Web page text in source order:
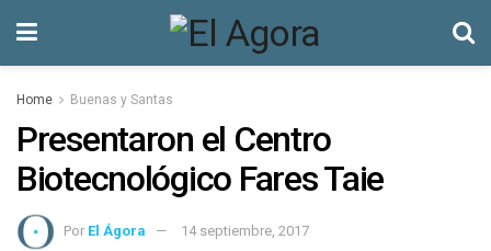
Home Buenas y Santas
Presentaron el Centro
Biotecnológico Fares Taie
Por El Ágora 14 septiembre, 2017